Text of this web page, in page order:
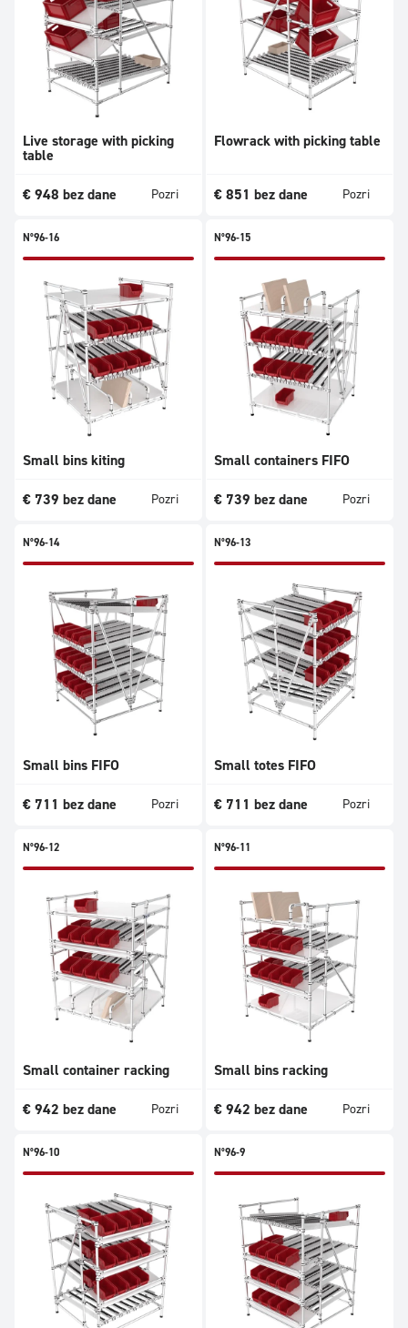
Live storage with picking
table
€ 948 bez dane Pozri
Flowrack with picking table
€ 851 bez dane Pozri
N°96-16
Small bins kiting
€ 739 bez dane Pozri
N°96-15
Small containers FIFO
€ 739 bez dane Pozri
N°96-14
Small bins FIFO
€ 711 bez dane Pozri
N°96-13
Small totes FIFO
€ 711 bez dane Pozri
N°96-12
Small container racking
€ 942 bez dane Pozri
N°96-11
Small bins racking
€ 942 bez dane Pozri
N°96-10 N°96-9